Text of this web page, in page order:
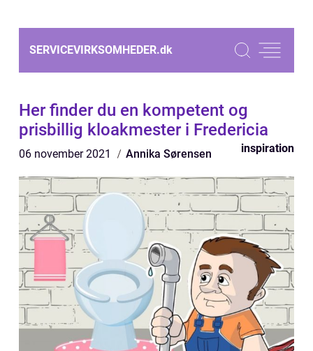
SERVICEVIRKSOMHEDER.dk
Her finder du en kompetent og
prisbillig kloakmester i Fredericia
06 november 2021 Annika Sørensen inspiration